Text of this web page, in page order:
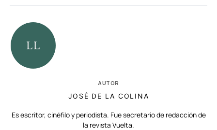
AUTOR
JOSÉ DE LA COLINA
Es escritor, cinéfilo y periodista. Fue secretario de redacción de
la revista Vuelta.